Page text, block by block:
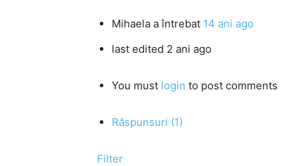
Mihaela a întrebat 14 ani ago
last edited 2 ani ago
You must login to post comments
Răspunsuri (1)
Filter